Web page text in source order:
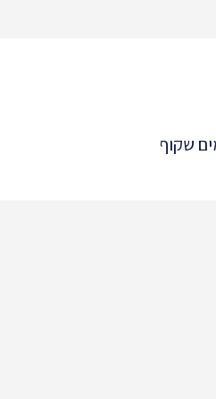
שקוף